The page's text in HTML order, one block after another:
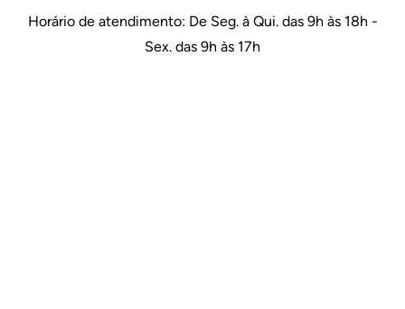
Horário de atendimento: De Seg. à Qui. das 9h às 18h -
Sex. das 9h às 17h